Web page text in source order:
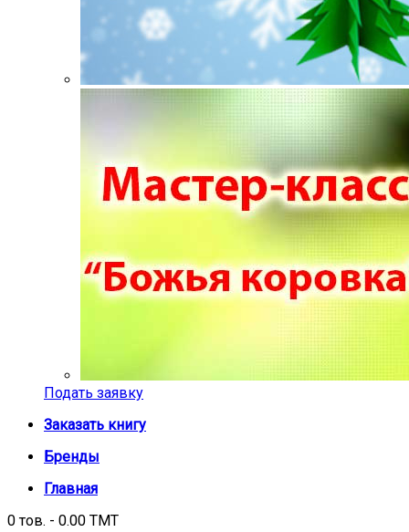
Подать заявку
Заказать книгу
Бренды
Главная
0 тов. - 0.00 TMT